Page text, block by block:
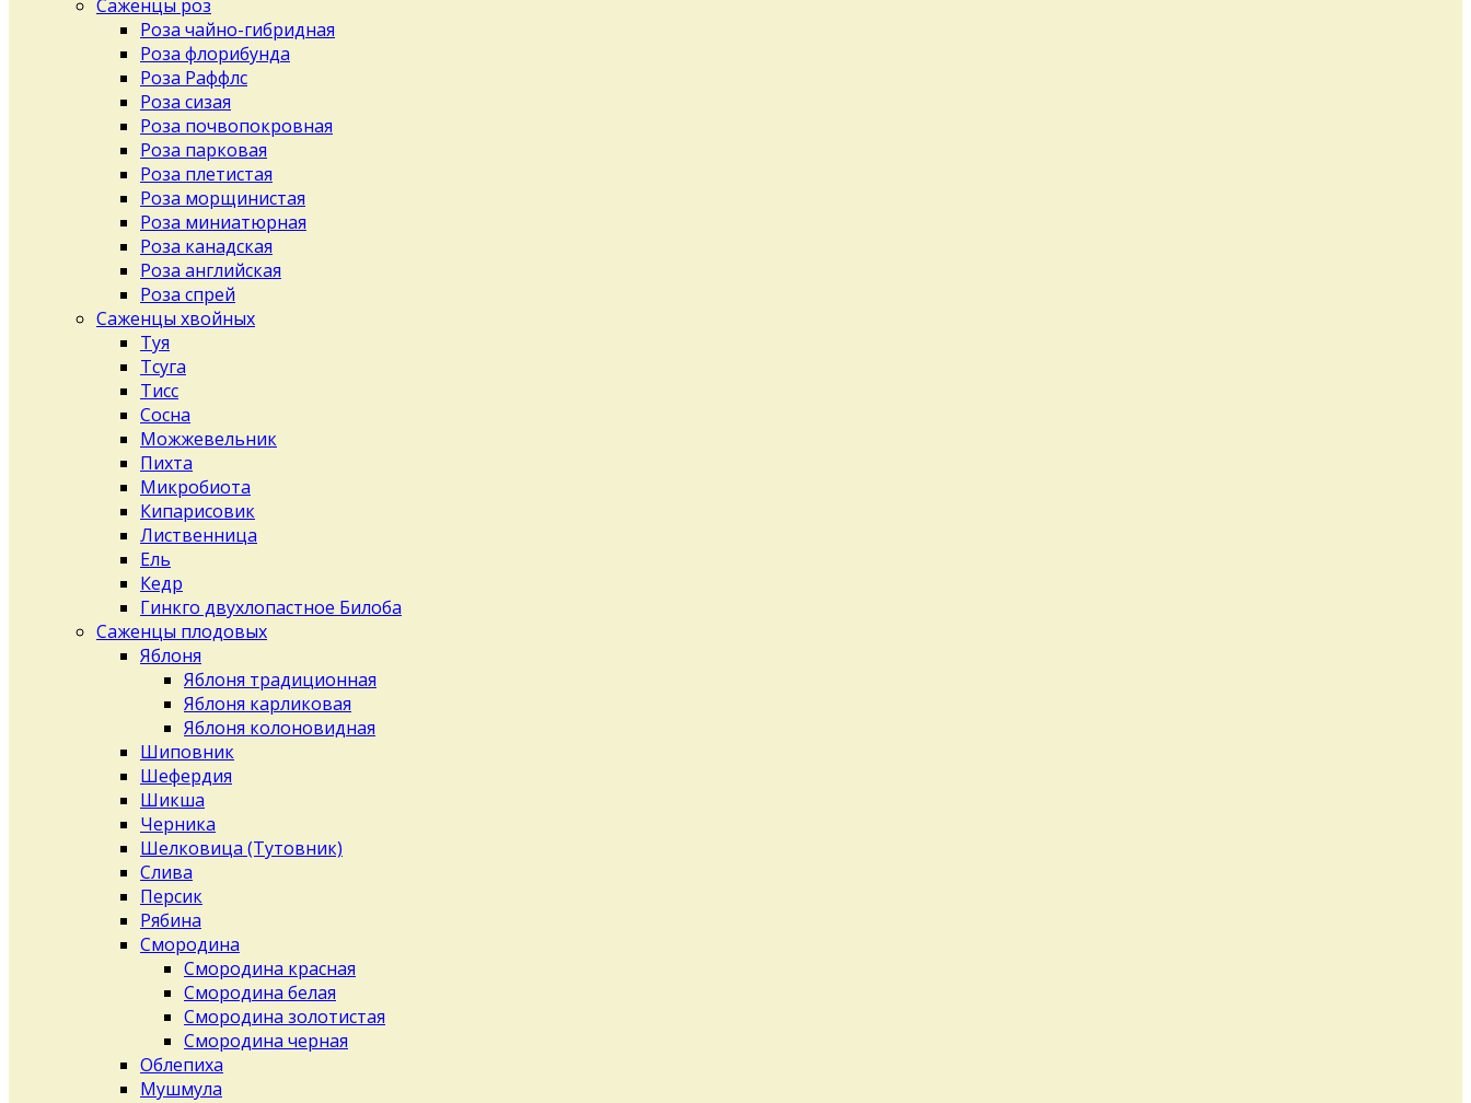
Саженцы роз
Роза чайно-гибридная
Роза флорибунда
Роза Раффлс
Роза сизая
Роза почвопокровная
Роза парковая
Роза плетистая
Роза морщинистая
Роза миниатюрная
Роза канадская
Роза английская
Роза спрей
Саженцы хвойных
Туя
Тсуга
Тисс
Сосна
Можжевельник
Пихта
Микробиота
Кипарисовик
Лиственница
Ель
Кедр
Гинкго двухлопастное Билоба
Саженцы плодовых
Яблоня
Яблоня традиционная
Яблоня карликовая
Яблоня колоновидная
Шиповник
Шефердия
Шикша
Черника
Шелковица (Тутовник)
Слива
Персик
Рябина
Смородина
Смородина красная
Смородина белая
Смородина золотистая
Смородина черная
Облепиха
Мушмула